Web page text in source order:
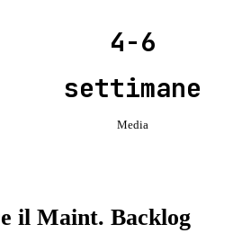
4-6
settimane
Media
il Maint. Backlog